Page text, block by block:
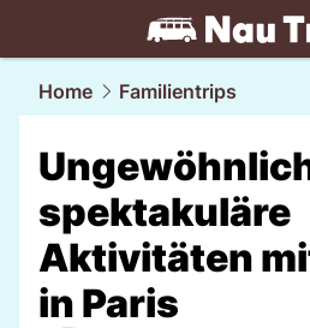
travel.NAU.ch
Home Familientrips
spektakuläre
Aktivitäten
in Paris